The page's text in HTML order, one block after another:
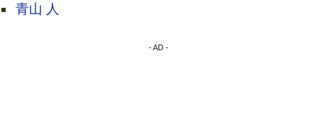
青山 人
- AD -